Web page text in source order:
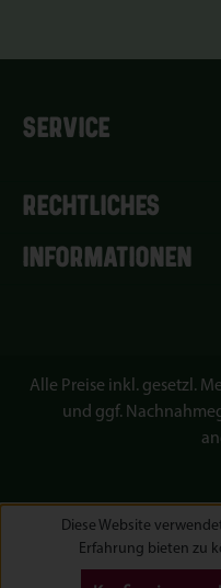
SERVICE
RECHTLICHES
INFORMATIONEN
Alle Preise inkl. gesetzl.
und ggf.
Diese Website
Erfahrung bieten zu